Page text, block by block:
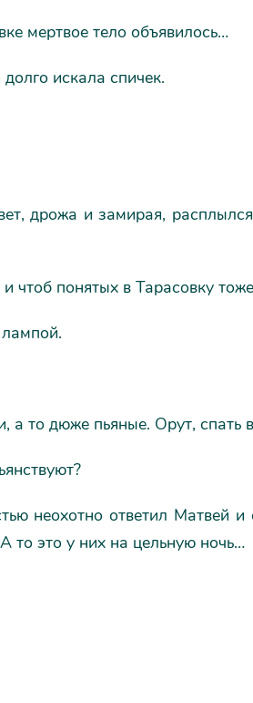
мертвое тело объявилось…
искала спичек.
дрожа и замирая,
понятых в Тарасовку
дюже пьяные. Орут, спать
неохотно ответил Матвей
то это у них на цельную ночь…